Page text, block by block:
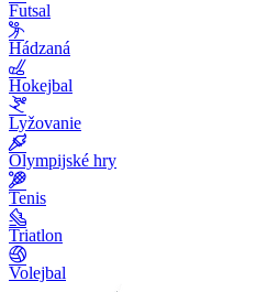
Futsal
Hádzaná
Hokejbal
Lyžovanie
Olympijské hry
Tenis
Triatlon
Volejbal